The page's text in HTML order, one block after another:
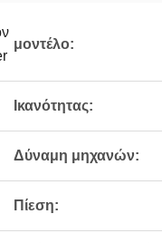
μοντέλο:
Ικανότητας:
Δύναμη μηχανών:
Πίεση: